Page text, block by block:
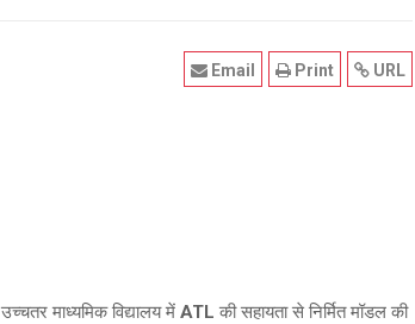
URL
Print
Email
माध्यमिक विद्यालय में ATL की सहायता से निर्मित मॉडल की